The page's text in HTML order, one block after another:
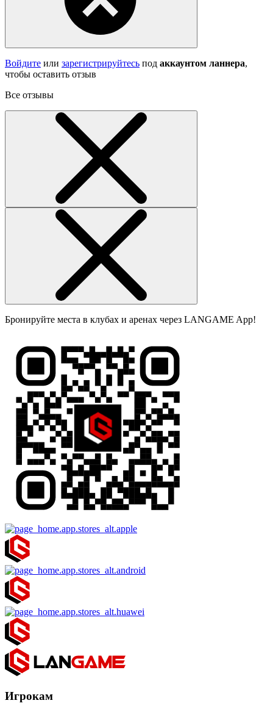
Войдите или зарегистрируйтесь под аккаунтом ланнера,
чтобы оставить отзыв
Все отзывы
Бронируйте места в клубах и аренах через LANGAME App!
Игрокам